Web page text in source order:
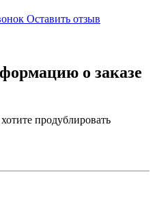
Оставить отзыв
о заказе
продублировать